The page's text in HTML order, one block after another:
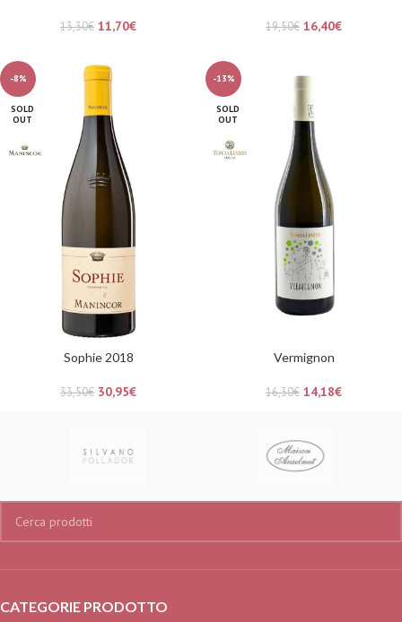
13,30€ 11,70€ 19,50€ 16,40€
-8%
SOLD
OUT
Sophie 2018
33,50€ 30,95€
-13%
SOLD
OUT
Vermignon
16,30€ 14,18€
CATEGORIE PRODOTTO